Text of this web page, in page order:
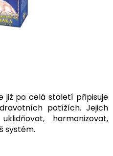
již po celá staletí připisuje
potížích. Jejich
harmonizovat,
systém.